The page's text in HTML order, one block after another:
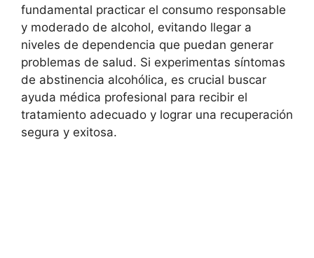
fundamental practicar el consumo responsable
y moderado de alcohol, evitando llegar a
niveles de dependencia que puedan generar
problemas de salud. Si experimentas síntomas
de abstinencia alcohólica, es crucial buscar
ayuda médica profesional para recibir el
tratamiento adecuado y lograr una recuperación
segura y exitosa.